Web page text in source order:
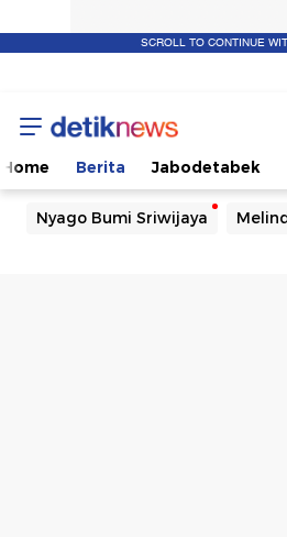
SCROLL TO CONTINUE
Home Berita Jabodetabek
Nyago Bumi Sriwijaya